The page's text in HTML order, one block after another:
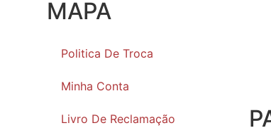
MAPA
Politica De Troca
Minha Conta
Livro De Reclamação